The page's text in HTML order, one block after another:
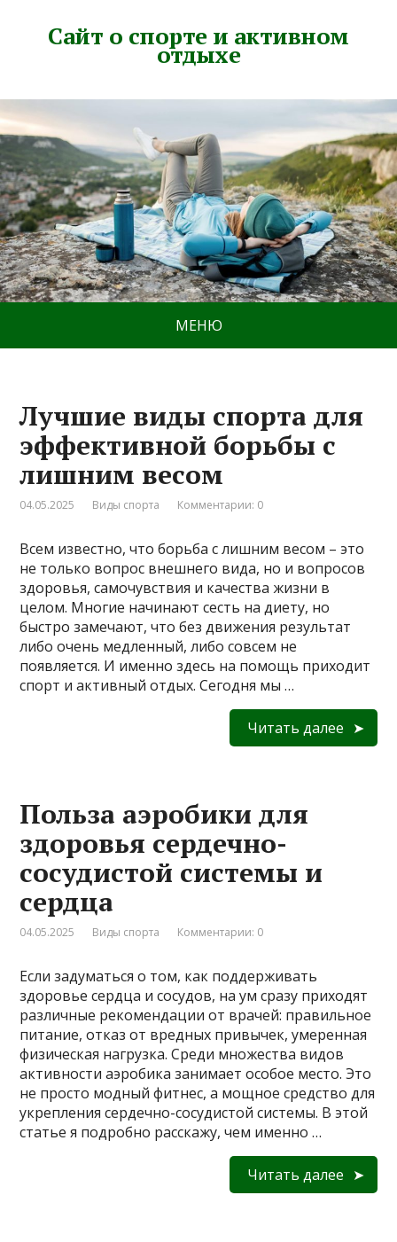
Сайт о спорте и активном
отдыхе
МЕНЮ
Лучшие виды спорта для
эффективной борьбы с
лишним весом
04.05.2025 Виды спорта Комментарии: 0
Всем известно, что борьба с лишним весом – это
не только вопрос внешнего вида, но и вопросов
здоровья, самочувствия и качества жизни в
целом. Многие начинают сесть на диету, но
быстро замечают, что без движения результат
либо очень медленный, либо совсем не
появляется. И именно здесь на помощь приходит
спорт и активный отдых. Сегодня мы …
Читать далее
Польза аэробики для
здоровья сердечно-
сосудистой системы и
сердца
04.05.2025 Виды спорта Комментарии: 0
Если задуматься о том, как поддерживать
здоровье сердца и сосудов, на ум сразу приходят
различные рекомендации от врачей: правильное
питание, отказ от вредных привычек, умеренная
физическая нагрузка. Среди множества видов
активности аэробика занимает особое место. Это
не просто модный фитнес, а мощное средство для
укрепления сердечно-сосудистой системы. В этой
статье я подробно расскажу, чем именно …
Читать далее